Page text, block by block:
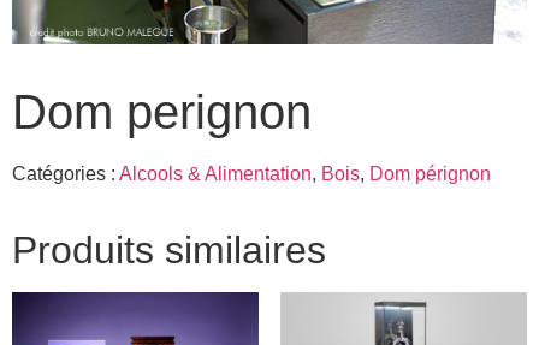
Dom perignon
Catégories : Alcools & Alimentation, Bois, Dom pérignon
Produits similaires